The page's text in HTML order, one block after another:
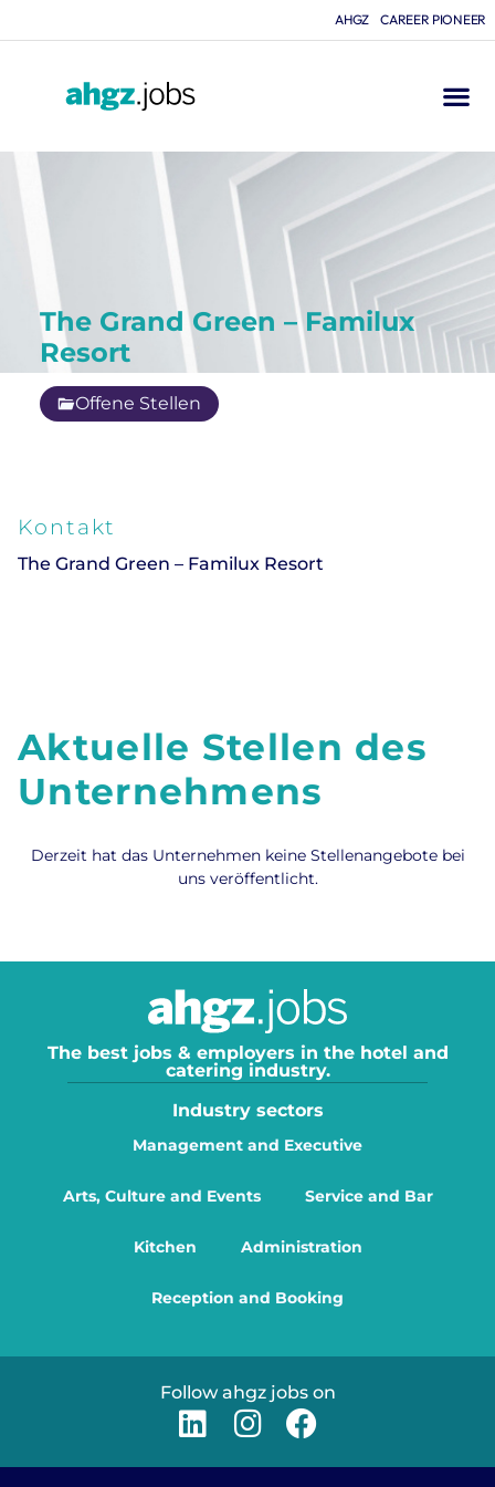
AHGZ CAREER PIONEER
The Grand Green – Familux
Resort
Offene Stellen
Kontakt
The Grand Green – Familux Resort
Aktuelle Stellen des
Unternehmens
Derzeit hat das Unternehmen keine Stellenangebote bei
uns veröffentlicht.
The best jobs & employers in the hotel and
catering industry.
Industry sectors
Management and Executive
Arts, Culture and Events Service and Bar
Kitchen Administration
Reception and Booking
Follow ahgz jobs on